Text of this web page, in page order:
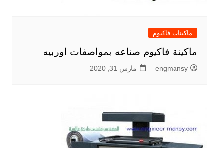
ماكينات فاكيوم
ماكينة فاكيوم صناعه بمواصفات اوربيه
engmansy مارس 31, 2020